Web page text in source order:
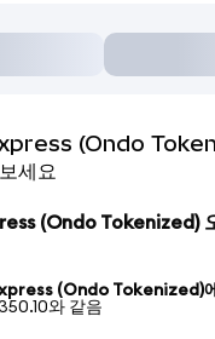
(Ondo
세요
(Ondo Tokenized)
(Ondo Tokenized)
와 같음